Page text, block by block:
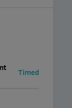
Timed